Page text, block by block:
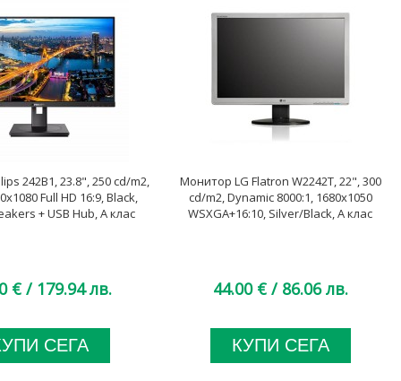
242B1, 23.8", 250 cd/m2,
Full HD 16:9, Black,
+ USB Hub, A клас
€/ 179.94 лв.
СЕГА
Монитор LG Flatron W2242T, 22", 300
cd/m2, Dynamic 8000:1, 1680x1050
WSXGA+16:10, Silver/Black, А клас
44.00 €/ 86.06 лв.
КУПИ СЕГА